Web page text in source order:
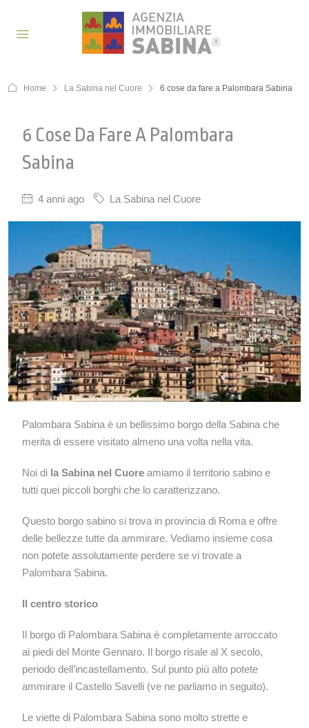
Home La Sabina nel Cuore 6 cose da fare a Palombara Sabina
6 Cose Da Fare A Palombara
Sabina
4 anni ago La Sabina nel Cuore
Palombara Sabina è un bellissimo borgo della Sabina che
merita di essere visitato almeno una volta nella vita.
Noi di la Sabina nel Cuore amiamo il territorio sabino e
tutti quei piccoli borghi che lo caratterizzano.
Questo borgo sabino si trova in provincia di Roma e offre
delle bellezze tutte da ammirare. Vediamo insieme cosa
non potete assolutamente perdere se vi trovate a
Palombara Sabina.
Il centro storico
Il borgo di Palombara Sabina è completamente arroccato
ai piedi del Monte Gennaro. Il borgo risale al X secolo,
periodo dell’incastellamento. Sul punto più alto potete
ammirare il Castello Savelli (ve ne parliamo in seguito).
Le viette di Palombara Sabina sono molto strette e